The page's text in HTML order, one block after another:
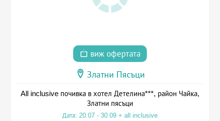
виж офертата
Златни Пясъци
All inclusive почивка в хотел Детелина***, район Чайка,
Златни пясъци
Дата: 20.07 - 30.09 + all inclusive